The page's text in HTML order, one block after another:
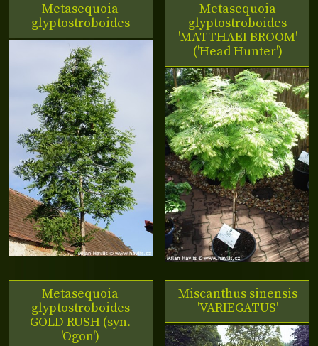
Metasequoia
glyptostroboides
Metasequoia
glyptostroboides
'MATTHAEI BROOM'
('Head Hunter')
Metasequoia
glyptostroboides
GOLD RUSH (syn.
'Ogon')
Miscanthus sinensis
'VARIEGATUS'